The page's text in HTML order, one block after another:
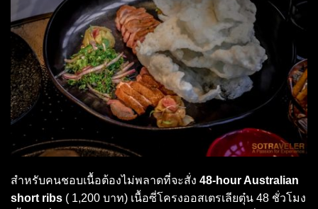
สำหรับคนชอบเนื้อต้องไม่พลาดที่จะสั่ง 48-hour Australian
short ribs ( 1,200 บาท) เนื้อซี่โครงออสเตรเลียตุ๋น 48 ชั่วโมง